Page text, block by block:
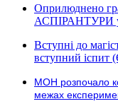
Оприлюднено
АСПІРАНТУРИ у
Вступні до
вступний іспит
МОН розпочало
межах